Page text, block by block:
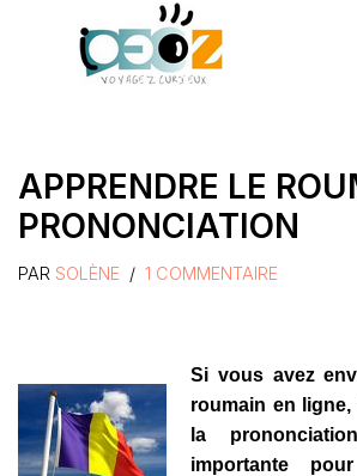
APPRENDRE LE
PRONONCIATION
PAR SOLÈNE 1 COMMENTAIRE
Si vous avez
roumain en
la
importante